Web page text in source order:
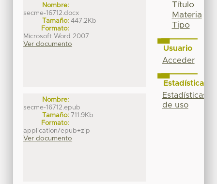
Nombre:
secme-16712.docx
Tamaño: 447.2Kb
Formato:
Microsoft Word 2007
Ver documento
Nombre:
secme-16712.epub
Tamaño: 711.9Kb
Formato:
application/epub+zip
Ver documento
Título
Materia
Tipo
Usuario
Acceder
Estadísticas
Estadísticas
de uso